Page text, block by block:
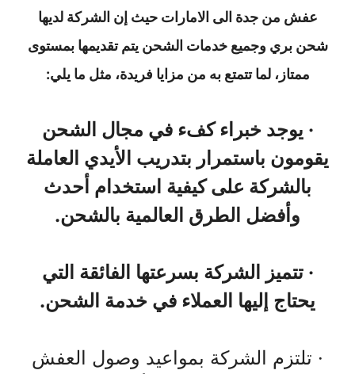
عفش من جدة الى الامارات حيث إن الشركة لديها
شحن بري وجميع خدمات الشحن يتم تقديمها بمستوى
ممتاز، لما تتمتع به من مزايا فريدة، مثل ما يلي:
· يوجد خبراء كفء في مجال الشحن
يقومون باستمرار بتدريب الأيدي العاملة
بالشركة على كيفية استخدام أحدث
وأفضل الطرق العالمية بالشحن.
· تتميز الشركة بسرعتها الفائقة التي
يحتاج إليها العملاء في خدمة الشحن.
· تلتزم الشركة بمواعيد وصول العفش